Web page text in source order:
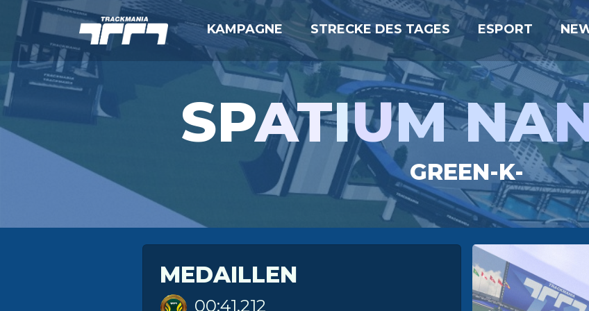
KAMPAGNE STRECKE DES TAGES ESPORT
SPATIUM NA
GREEN-K-
MEDAILLEN
00:41.212